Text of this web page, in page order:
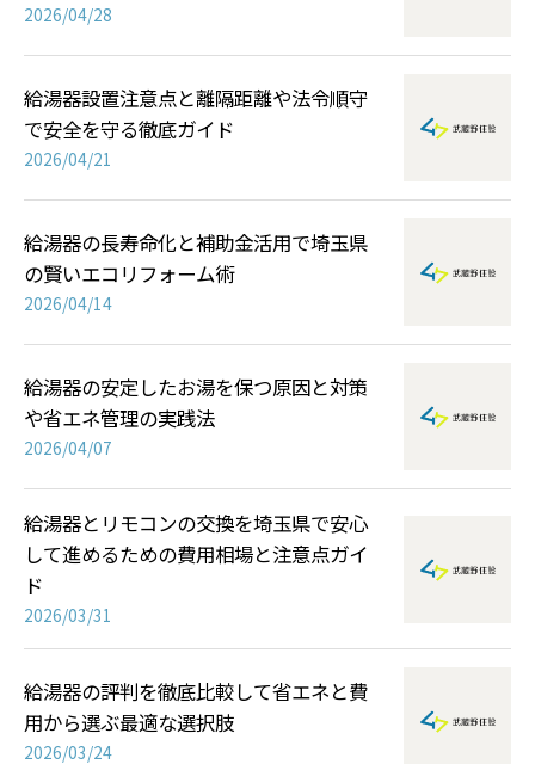
2026/04/28
給湯器設置注意点と離隔距離や法令順守
で安全を守る徹底ガイド
2026/04/21
給湯器の長寿命化と補助金活用で埼玉県
の賢いエコリフォーム術
2026/04/14
給湯器の安定したお湯を保つ原因と対策
や省エネ管理の実践法
2026/04/07
給湯器とリモコンの交換を埼玉県で安心
して進めるための費用相場と注意点ガイ
ド
2026/03/31
給湯器の評判を徹底比較して省エネと費
用から選ぶ最適な選択肢
2026/03/24